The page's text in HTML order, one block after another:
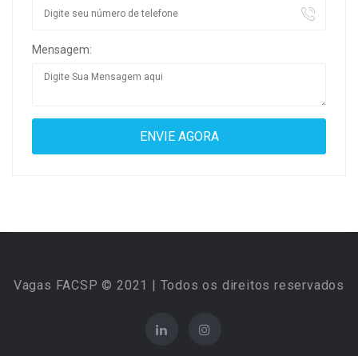
Mensagem:
Vagas FACSP © 2021 | Todos os direitos reservados